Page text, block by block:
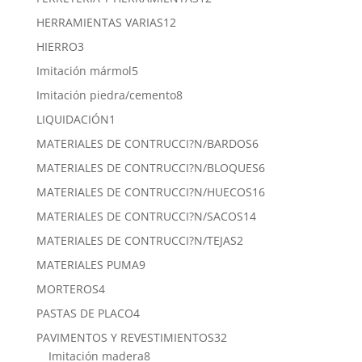
HERRAMIENTAS VARIAS1212
HIERRO33
productos
Imitación mármol55
productos
Imitación piedra/cemento88
LIQUIDACIÓN1
producto
MATERIALES DE CONTRUCCI?N/BARDOS66
productos
MATERIALES DE CONTRUCCI?N/BLOQUES66
productos
MATERIALES DE CONTRUCCI?N/HUECOS1616
MATERIALES DE CONTRUCCI?N/SACOS1414
MATERIALES DE CONTRUCCI?N/TEJAS22
MATERIALES PUMA99
MORTEROS44
productos
PASTAS DE PLACO44
productos
PAVIMENTOS Y REVESTIMIENTOS3232
Imitación madera88